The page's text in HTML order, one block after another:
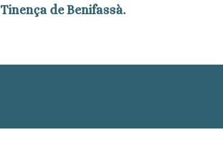
Tinença de Benifassà.